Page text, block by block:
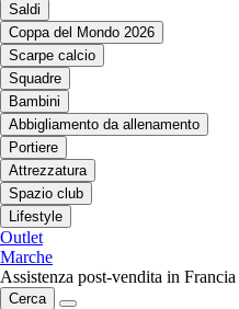
Saldi
Coppa del Mondo 2026
Scarpe calcio
Squadre
Bambini
Abbigliamento da allenamento
Portiere
Attrezzatura
Spazio club
Lifestyle
Outlet
Marche
Assistenza post-vendita in Francia
Cerca